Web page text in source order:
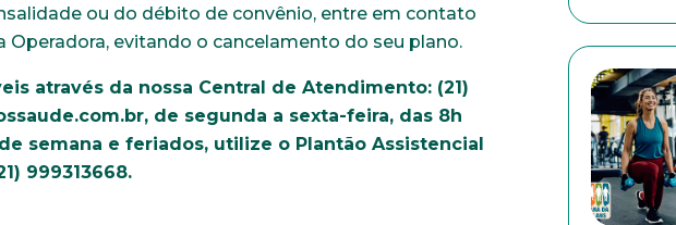
ou do débito de convênio, entre em contato
Operadora, evitando o cancelamento do seu plano.
através da nossa Central de Atendimento: (21)
, de segunda a sexta-feira, das 8h
semana e feriados, utilize o Plantão Assistencial
999313668.
Trabalhe conosco
sólida, ética e comprometida com o bem-estar dos seus colaboradores. Preencha
todos os dados abaixo e anexe seu currículo.